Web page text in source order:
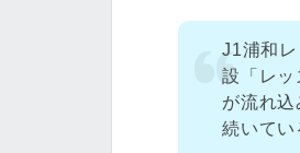
J1浦和
設「レ
が流れ
続いてい